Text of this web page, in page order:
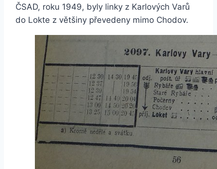
ČSAD, roku 1949, byly linky z Karlových Varů
do Lokte z většiny převedeny mimo Chodov.